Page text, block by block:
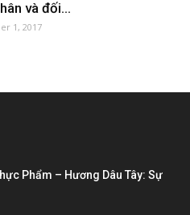
và đối...
1, 2017
Phẩm – Hương Dâu Tây: Sự